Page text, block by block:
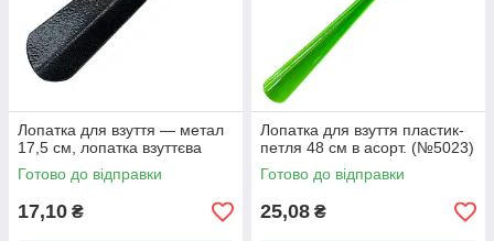
Лопатка для взуття — метал
17,5 см, лопатка взуттєва
Готово до відправки
17,10 ₴
Лопатка для взуття пластик-
петля 48 см в асорт. (№5023)
Готово до відправки
25,08 ₴